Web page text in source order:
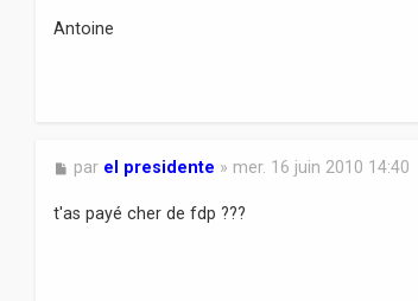
Antoine
M
s
s
par el presidente » mer. 16 juin 2010 14:40
t'as payé cher de fdp ???